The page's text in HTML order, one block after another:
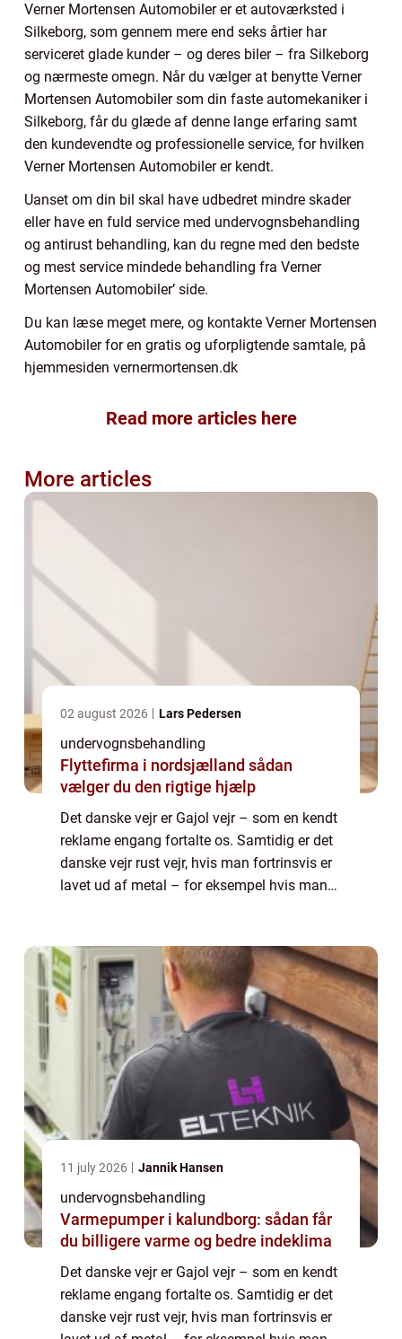
Verner Mortensen Automobiler er et autoværksted i
Silkeborg, som gennem mere end seks årtier har
serviceret glade kunder – og deres biler – fra Silkeborg
og nærmeste omegn. Når du vælger at benytte Verner
Mortensen Automobiler som din faste automekaniker i
Silkeborg, får du glæde af denne lange erfaring samt
den kundevendte og professionelle service, for hvilken
Verner Mortensen Automobiler er kendt.
Uanset om din bil skal have udbedret mindre skader
eller have en fuld service med undervognsbehandling
og antirust behandling, kan du regne med den bedste
og mest service mindede behandling fra Verner
Mortensen Automobiler’ side.
Du kan læse meget mere, og kontakte Verner Mortensen
Automobiler for en gratis og uforpligtende samtale, på
hjemmesiden vernermortensen.dk
Read more articles here
More articles
02 august 2026 Lars Pedersen
undervognsbehandling
Flyttefirma i nordsjælland sådan
vælger du den rigtige hjælp
Det danske vejr er Gajol vejr – som en kendt
reklame engang fortalte os. Samtidig er det
danske vejr rust vejr, hvis man fortrinsvis er
lavet ud af metal – for eksempel hvis man
11 july 2026 Jannik Hansen
undervognsbehandling
Varmepumper i kalundborg: sådan får
du billigere varme og bedre indeklima
Det danske vejr er Gajol vejr – som en kendt
reklame engang fortalte os. Samtidig er det
danske vejr rust vejr, hvis man fortrinsvis er